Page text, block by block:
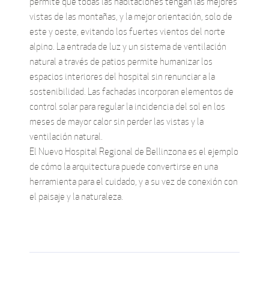
vistas de las montañas, y la mejor orientación, solo de
este y oeste, evitando los fuertes vientos del norte
alpino. La entrada de luz y un sistema de ventilación
natural a través de patios permite humanizar los
espacios interiores del hospital sin renunciar a la
sostenibilidad. Las fachadas incorporan elementos de
control solar para regular la incidencia del sol en los
meses de mayor calor sin perder las vistas y la
ventilación natural.
El Nuevo Hospital Regional de Bellinzona es el ejemplo
de cómo la arquitectura puede convertirse en una
herramienta para el cuidado, y a su vez de conexión con
el paisaje y la naturaleza.